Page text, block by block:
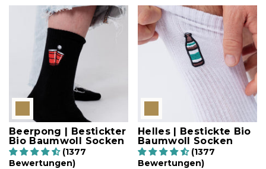
Beerpong | Bestickter
Bio Baumwoll Socken
(1377
Bewertungen)
Helles | Bestickte Bio
Baumwoll Socken
(1377
Bewertungen)